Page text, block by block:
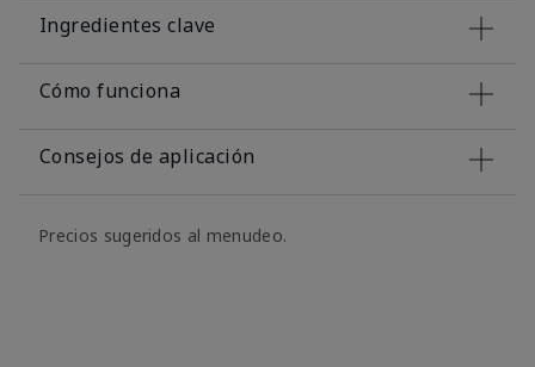
Ingredientes clave
Cómo funciona
Consejos de aplicación
Precios sugeridos al menudeo.